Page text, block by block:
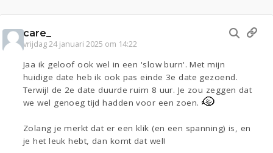
care_
vrijdag 24 januari 2025 om 14:22
Jaa ik geloof ook wel in een 'slow burn'. Met mijn
huidige date heb ik ook pas einde 3e date gezoend.
Terwijl de 2e date duurde ruim 8 uur. Je zou zeggen dat
we wel genoeg tijd hadden voor een zoen.
Zolang je merkt dat er een klik (en een spanning) is, en
je het leuk hebt, dan komt dat wel!